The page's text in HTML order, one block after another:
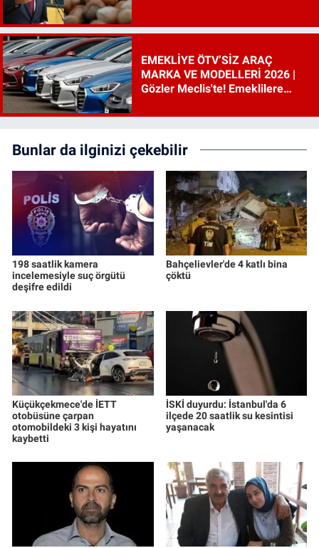
EMEKLİYE ÖTV’SİZ ARAÇ
MARKA VE MODELLERİ 2026 |
Gözler Meclis'te! Emeklilere
ne?
Bunlar da ilginizi çekebilir
198 saatlik kamera
incelemesiyle suç örgütü
deşifre edildi
Bahçelievler'de 4 katlı bina
çöktü
Küçükçekmece'de İETT
otobüsüne çarpan
otomobildeki 3 kişi hayatını
kaybetti
İSKİ duyurdu: İstanbul'da 6
ilçede 20 saatlik su kesintisi
yaşanacak